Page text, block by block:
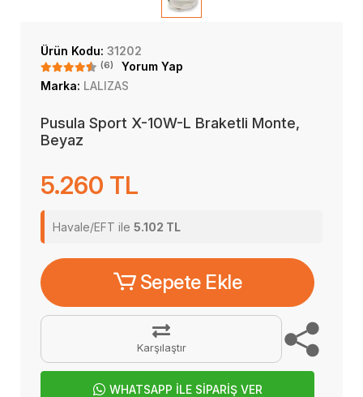
Ürün Kodu: 31202
(6)
Yorum Yap
Marka: LALIZAS
Pusula Sport X-10W-L Braketli Monte,
Beyaz
5.260 TL
Havale/EFT ile 5.102 TL
Sepete Ekle
Karşılaştır
WHATSAPP İLE SİPARİŞ VER